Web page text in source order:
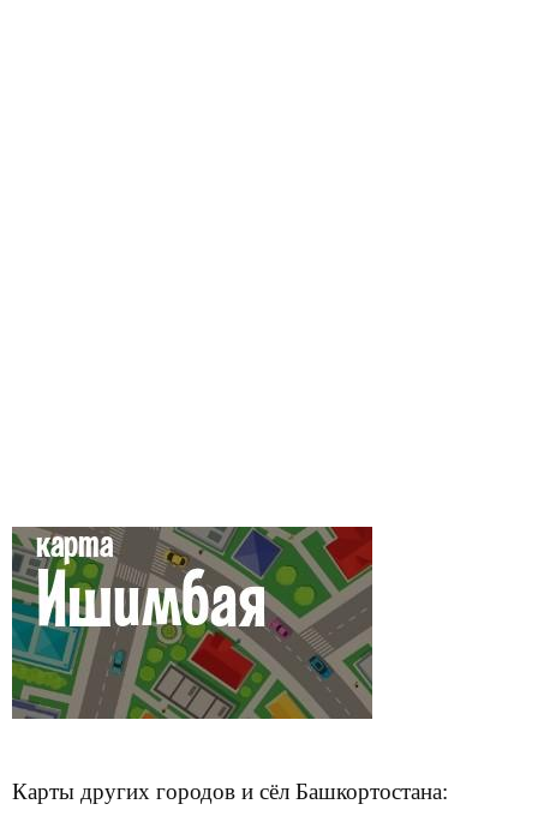
Карты других городов и сёл Башкортостана: